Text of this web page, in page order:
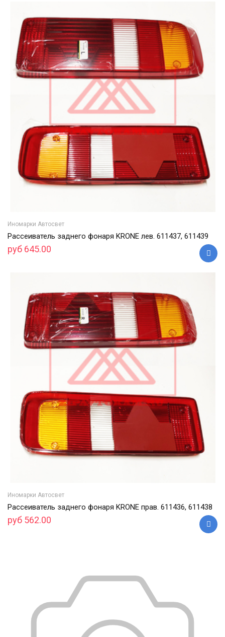
Иномарки Автосвет
Рассеиватель заднего фонаря KRONE лев. 611437, 611439
руб 645.00
Иномарки Автосвет
Рассеиватель заднего фонаря KRONE прав. 611436, 611438
руб 562.00